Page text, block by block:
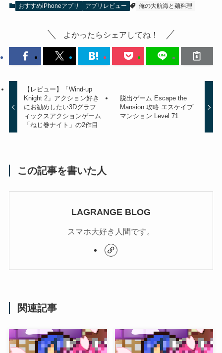
おすすめiPhoneアプリ アプリレビュー 俺の大航海と麺料理
よかったらシェアしてね！
【レビュー】「Wind-up
Knight 2」アクション好き
にお勧めしたい3Dグラフ
ィックスアクションゲーム
「ねじ巻ナイト」の2作目
脱出ゲーム Escape the
Mansion 攻略 エスケイプ
マンション Level 71
この記事を書いた人
LAGRANGE BLOG
スマホ大好き人間です。
関連記事